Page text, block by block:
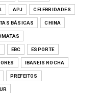
APJ CELEBRIDADES
BÁSICAS CHINA
EBC ESPORTE
IBANEIS ROCHA
PREFEITOS